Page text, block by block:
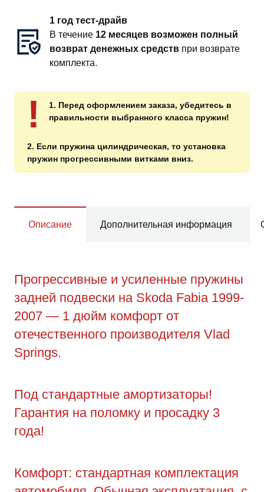
1 год тест-драйв
В течение 12 месяцев возможен полный
возврат денежных средств при возврате
комплекта.
!
1. Перед оформлением заказа, убедитесь в
правильности выбранного класса пружин!
2. Если пружина цилиндрическая, то установка
пружин прогрессивными витками вниз.
Описание Дополнительная информация
Прогрессивные и усиленные пружины
задней подвески на Skoda Fabia 1999-
2007 — 1 дюйм комфорт от
отечественного производителя Vlad
Springs.
Под стандартные амортизаторы!
Гарантия на поломку и просадку 3
года!
Комфорт: стандартная комплектация